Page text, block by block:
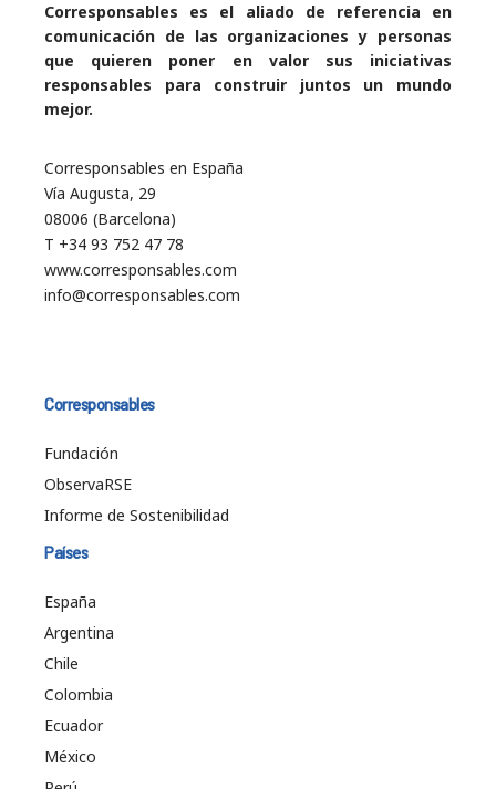
Corresponsables es el aliado de referencia en
comunicación de las organizaciones y personas
que quieren poner en valor sus iniciativas
responsables para construir juntos un mundo
mejor.
Corresponsables en España
Vía Augusta, 29
08006 (Barcelona)
T +34 93 752 47 78
www.corresponsables.com
info@corresponsables.com
Corresponsables
Fundación
ObservaRSE
Informe de Sostenibilidad
Países
España
Argentina
Chile
Colombia
Ecuador
México